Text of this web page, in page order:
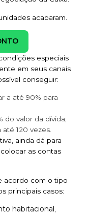
acabaram.
especiais
em seus canais
conseguir:
a até 90% para
do valor da dívida;
120 vezes.
ainda dá para
as contas
acordo com o tipo
principais casos:
habitacional